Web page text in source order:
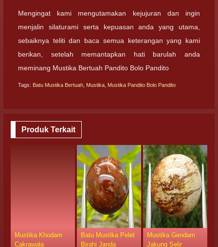
Mengingat kami mengutamakan kejujuran dan ingin
menjalin silaturami serta kepuasan anda yang utama,
sebaiknya teliti dan baca semua keterangan yang kami
berikan, setelah memantapkan hati barulah anda
meminang Mustika Bertuah Pandito Bolo Pandito
Tags: Batu Mustika Bertuah Mustika Mustika Pandito Bolo Pandito
Produk Terkait
Mustika Khodam
Cakrawala
Batu Mustika Pelet
Birahi Janda
Mustika Gendam
Jakung Selir